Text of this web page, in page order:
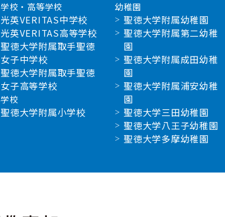
校・高等学校
光英VERITAS中学校
光英VERITAS高等学校
聖徳大学附属取手聖徳
女子中学校
聖徳大学附属取手聖徳
女子高等学校
校
聖徳大学附属小学校
幼稚園
聖徳大学附属幼稚園
聖徳大学附属第二幼稚
園
聖徳大学附属成田幼稚
園
聖徳大学附属浦安幼稚
園
聖徳大学三田幼稚園
聖徳大学八王子幼稚園
聖徳大学多摩幼稚園